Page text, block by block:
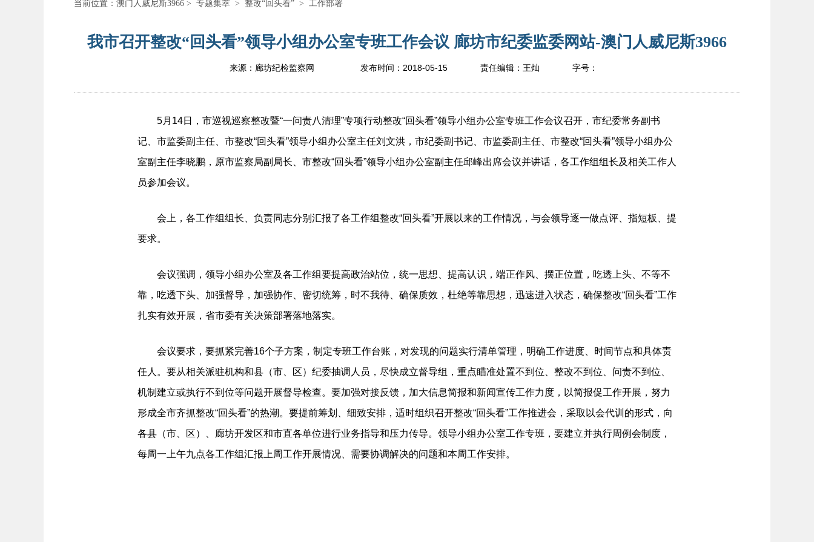
当前位置： 澳门人威尼斯3966 > 专题集萃 > 整改“回头看” > 工作部署
我市召开整改“回头看”领导小组办公室专班工作会议 廊坊市纪委监委网站-澳门人威尼斯3966
来源：廊坊纪检监察网 发布时间： 2018-05-15 责任编辑： 王灿 字号：
5月14日，市巡视巡察整改暨“一问责八清理”专项行动整改“回头看”领导小组办公室专班工作会议召开，市纪委常务副书
记、市监委副主任、市整改“回头看”领导小组办公室主任刘文洪，市纪委副书记、市监委副主任、市整改“回头看”领导小组办公
室副主任李晓鹏，原市监察局副局长、市整改“回头看”领导小组办公室副主任邱峰出席会议并讲话，各工作组组长及相关工作人
员参加会议。
会上，各工作组组长、负责同志分别汇报了各工作组整改“回头看”开展以来的工作情况，与会领导逐一做点评、指短板、提
要求。
会议强调，领导小组办公室及各工作组要提高政治站位，统一思想、提高认识，端正作风、摆正位置，吃透上头、不等不
靠，吃透下头、加强督导，加强协作、密切统筹，时不我待、确保质效，杜绝等靠思想，迅速进入状态，确保整改“回头看”工作
扎实有效开展，省市委有关决策部署落地落实。
会议要求，要抓紧完善16个子方案，制定专班工作台账，对发现的问题实行清单管理，明确工作进度、时间节点和具体责
任人。要从相关派驻机构和县（市、区）纪委抽调人员，尽快成立督导组，重点瞄准处置不到位、整改不到位、问责不到位、
机制建立或执行不到位等问题开展督导检查。要加强对接反馈，加大信息简报和新闻宣传工作力度，以简报促工作开展，努力
形成全市齐抓整改“回头看”的热潮。要提前筹划、细致安排，适时组织召开整改“回头看”工作推进会，采取以会代训的形式，向
各县（市、区）、廊坊开发区和市直各单位进行业务指导和压力传导。领导小组办公室工作专班，要建立并执行周例会制度，
每周一上午九点各工作组汇报上周工作开展情况、需要协调解决的问题和本周工作安排。